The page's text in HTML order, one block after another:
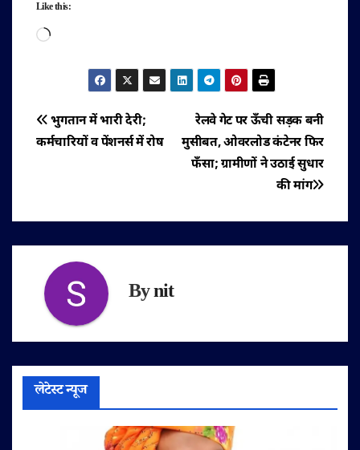
Like this:
Loading…
पोस्ट
नेविगेशन
रेलवे गेट पर ऊँची सड़क बनी
मुसीबत, ओवरलोड कंटेनर फिर
फँसा; ग्रामीणों ने उठाई सुधार
की मांग
भुगतान में भारी देरी;
कर्मचारियों व पेंशनर्स में रोष
Bynit
लेटेस्ट न्यूज